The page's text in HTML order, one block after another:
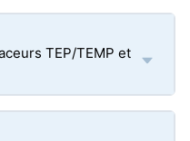
TEP/TEMP et